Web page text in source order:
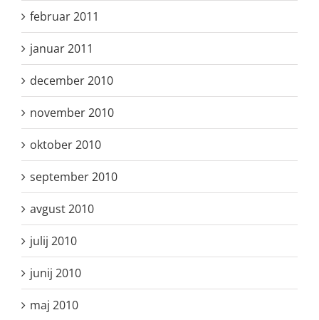
februar 2011
januar 2011
december 2010
november 2010
oktober 2010
september 2010
avgust 2010
julij 2010
junij 2010
maj 2010